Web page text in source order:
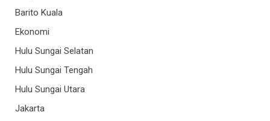
Barito Kuala
Ekonomi
Hulu Sungai Selatan
Hulu Sungai Tengah
Hulu Sungai Utara
Jakarta